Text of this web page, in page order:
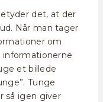
det, at der
Når man tager
om
informationerne
et billede
Tunge
så igen giver